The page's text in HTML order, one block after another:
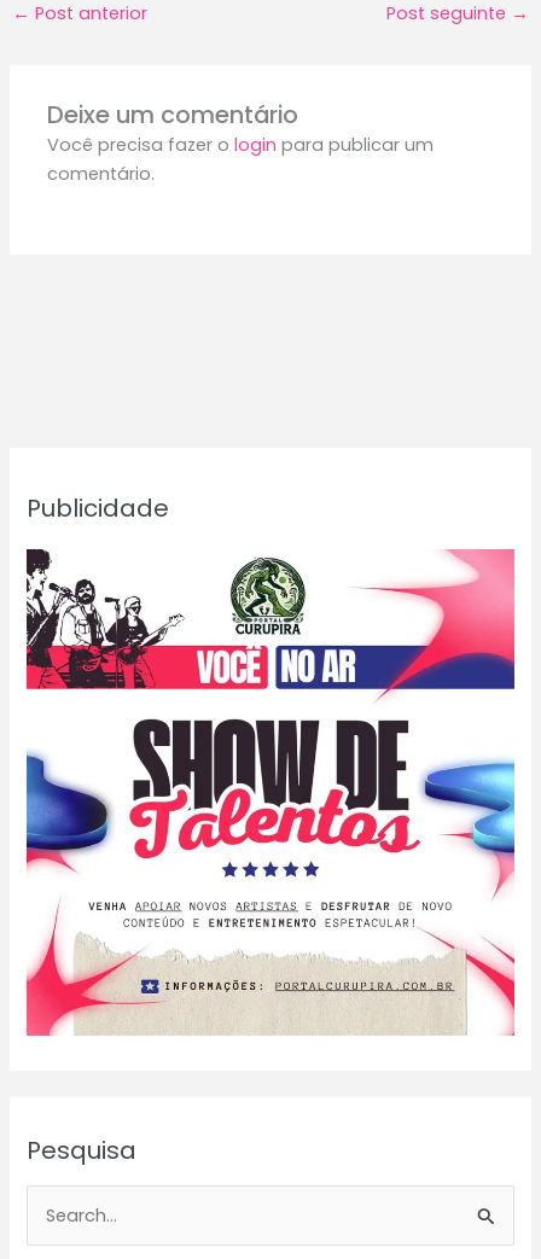
Publicidade
Pesquisa
← Post anterior Post seguinte →
Deixe um comentário
Você precisa fazer ologin para publicar um
comentário.